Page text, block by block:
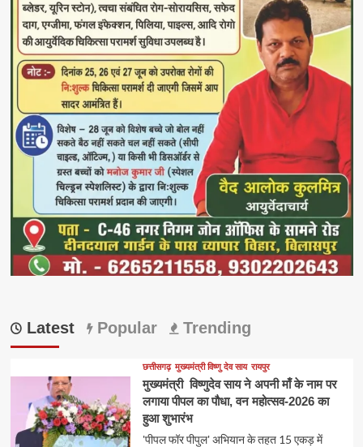
Latest Popular Trending
छत्तीसगढ़ मुख्यमंत्री विष्णु देव साय रायपुर
मुख्यमंत्री विष्णुदेव साय ने अपनी माँ के नाम पर
लगाया पीपल का पौधा, वन महोत्सव-2026 का
हुआ शुभारंभ
'पीपल फॉर पीपुल' अभियान के तहत 15 एकड़ में